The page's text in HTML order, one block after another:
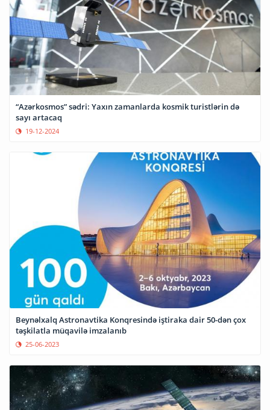
“Azərkosmos” sədri: Yaxın zamanlarda kosmik turistlərin də
sayı artacaq
19-12-2024
Beynəlxalq Astronavtika Konqresində iştiraka dair 50-dən çox
təşkilatla müqavilə imzalanıb
25-06-2023